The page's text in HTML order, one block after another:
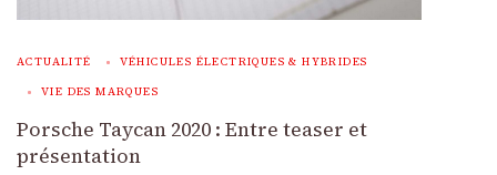
ACTUALITÉ VÉHICULES ÉLECTRIQUES & HYBRIDES
VIE DES MARQUES
Porsche Taycan 2020 : Entre teaser et
présentation